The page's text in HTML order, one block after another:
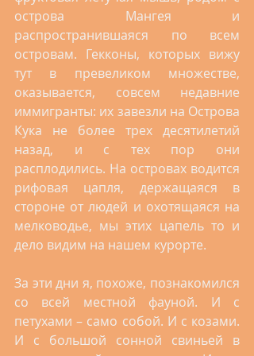
острова Мангея и
распространившаяся по всем
островам. Гекконы, которых вижу
тут в превеликом множестве,
оказывается, совсем недавние
иммигранты: их завезли на Острова
Кука не более трех десятилетий
назад, и с тех пор они
расплодились. На островах водится
рифовая цапля, держащаяся в
стороне от людей и охотящаяся на
мелководье, мы этих цапель то и
дело видим на нашем курорте.
За эти дни я, похоже, познакомился
со всей местной фауной. И с
петухами – само собой. И с козами.
И с большой сонной свиньей в